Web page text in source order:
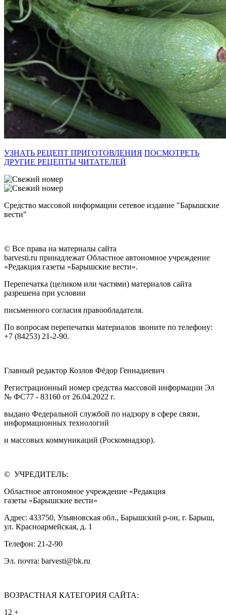
УЗНАТЬ РЕЦЕПТ ПРИГОТОВЛЕНИЯ ПОСМОТРЕТЬ
ДРУГИЕ РЕЦЕПТЫ ЧИТАТЕЛЕЙ
Средство массовой информации сетевое издание "Барышские
вести"
© Все права на материалы сайта
barvesti.ru принадлежат Областное автономное учреждение
«Редакция газеты «Барышские вести».
Перепечатка (целиком или частями) материалов сайта
разрешена при условии
письменного согласия правообладателя.
По вопросам перепечатки материалов звоните по телефону:
+7 (84253) 21-2-90.
Главный редактор Козлов Фёдор Геннадиевич
Регистрационный номер средства массовой информации Эл
№ ФС77 - 83160 от 26.04.2022 г.
выдано Федеральной службой по надзору в сфере связи,
информационных технологий
и массовых коммуникаций (Роскомнадзор).
© УЧРЕДИТЕЛЬ:
Областное автономное учреждение «Редакция
газеты «Барышские вести»
Адрес: 433750, Ульяновская обл., Барышский р-он, г. Барыш,
ул. Красноармейская, д. 1
Телефон: 21-2-90
Эл. почта: barvesti@bk.ru
ВОЗРАСТНАЯ КАТЕГОРИЯ САЙТА:
12 +